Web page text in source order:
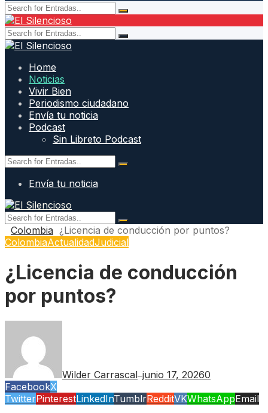
Home
Noticias
Vivir Bien
Periodismo ciudadano
Envía tu noticia
Podcast
Sin Libreto Podcast
Envía tu noticia
Colombia ¿Licencia de conducción por puntos?
ColombiaActualidadJudicial
¿Licencia de conducción
por puntos?
Wilder Carrascal—junio 17, 20260
FacebookX
TwitterPinterestLinkedInTumblrRedditVKWhatsAppEmail